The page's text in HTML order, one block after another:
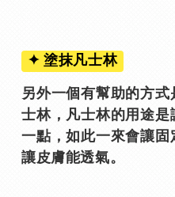
✦ 塗抹凡士林
另外一個有幫助的方
士林，凡士林的用途
一點，如此一來會讓
讓皮膚能透氣。